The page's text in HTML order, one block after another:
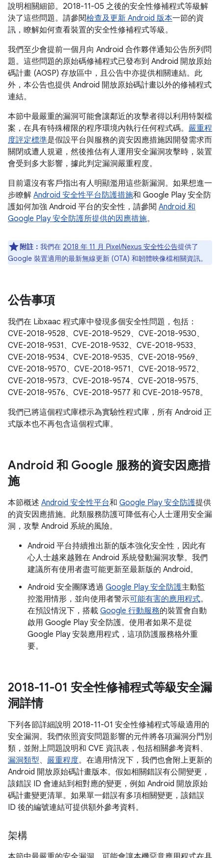
說明相關細節。2018-11-05 之後的安全性修補程式等級解
決了這些問題。請參閱檢查及更新 Android 版本一節的資
訊，瞭解如何查看裝置的安全性修補程式等級。
我們至少會提前一個月向 Android 合作夥伴通知公告所列問
題。這些問題的原始碼修補程式已發布到 Android 開放原始
碼計畫 (AOSP) 存放區中，且公告中亦提供相關連結。此
外，本公告也提供 Android 開放原始碼計畫以外的修補程式
連結。
本節中最嚴重的漏洞可能會讓鄰近的攻擊者得以利用特製檔
案，在具有特殊權限的程序環境內執行任何程式碼。 嚴重程
度評定標準是假設平台與服務的資安因應措施因開發需求而
關閉或遭人規避，然後推估有人運用安全漏洞攻擊時，裝置
會受到多大影響，據此判定漏洞嚴重程度。
目前還沒有客戶指出有人明顯濫用這些新漏洞。如果想進一
步瞭解 Android 安全性平台防護措施和 Google Play 安全防
護如何加強 Android 平台的安全性，請參閱 Android 和
Google Play 安全防護所提供的因應措施。
附註： 我們在 2018 年 11 月 Pixel/Nexus 安全性公告提供了
Google 裝置適用的最新無線更新 (OTA) 和韌體映像檔相關資訊。
公告事項
我們在 Libxaac 程式庫中發現多個安全性問題，包括：
CVE-2018-9528、CVE-2018-9529、CVE-2018-9530、
CVE-2018-9531、CVE-2018-9532、CVE-2018-9533、
CVE-2018-9534、CVE-2018-9535、CVE-2018-9569、
CVE-2018-9570、CVE-2018-9571、CVE-2018-9572、
CVE-2018-9573、CVE-2018-9574、CVE-2018-9575、
CVE-2018-9576、CVE-2018-9577 和 CVE-2018-9578。
我們已將這個程式庫標示為實驗性程式庫，所有 Android 正
式版本也不再包含這個程式庫。
Android 和 Google 服務的資安因應措
施
本節概述 Android 安全性平台和 Google Play 安全防護提供
的資安因應措施。此類服務防護可降低有心人士運用安全漏
洞，攻擊 Android 系統的風險。
Android 平台持續推出新的版本強化安全性，因此有
心人士越來越難在 Android 系統發動漏洞攻擊。我們
建議所有使用者盡可能更新至最新版的 Android。
Android 安全團隊透過 Google Play 安全防護主動監
控濫用情形，並向使用者警示可能有害的應用程式。
在預設情況下，搭載 Google 行動服務的裝置會自動
啟用 Google Play 安全防護。使用者如果不是從
Google Play 安裝應用程式，這項防護服務格外重
要。
2018-11-01 安全性修補程式等級安全漏
洞詳情
下列各節詳細說明 2018-11-01 安全性修補程式等級適用的
安全漏洞。我們依照資安問題影響的元件將各項漏洞分門別
類，並附上問題說明和 CVE 資訊表，包括相關參考資料、
漏洞類型、 嚴重程度。在適用情況下，我們也會附上更新的
Android 開放原始碼計畫版本。假如相關錯誤有公開變更，
該錯誤 ID 會連結到相對應的變更，例如 Android 開放原始
碼計畫變更清單。如果單一錯誤有多項相關變更，該錯誤
ID 後的編號連結可提供額外參考資料。
架構